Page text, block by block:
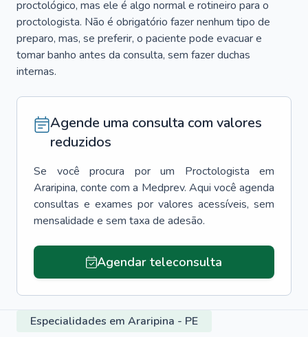
proctológico, mas ele é algo normal e rotineiro para o
proctologista. Não é obrigatório fazer nenhum tipo de
preparo, mas, se preferir, o paciente pode evacuar e
tomar banho antes da consulta, sem fazer duchas
internas.
Agende uma consulta com valores
reduzidos
Se você procura por um Proctologista
em
Araripina, conte com a Medprev. Aqui você agenda
consultas e exames por valores acessíveis, sem
mensalidade e sem taxa de adesão.
Agendar teleconsulta
Especialidades em Araripina - PE